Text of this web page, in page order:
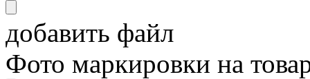
добавить файл
Фото маркировки на